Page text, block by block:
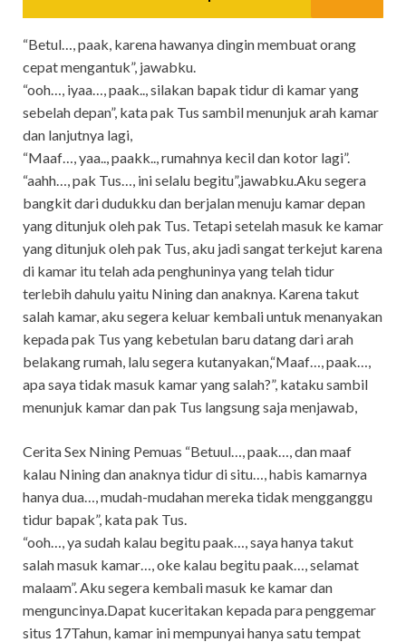
“Betul…, paak, karena hawanya dingin membuat orang
cepat mengantuk”, jawabku.
“ooh…, iyaa…, paak.., silakan bapak tidur di kamar yang
sebelah depan”, kata pak Tus sambil menunjuk arah kamar
dan lanjutnya lagi,
“Maaf…, yaa.., paakk.., rumahnya kecil dan kotor lagi”.
“aahh…, pak Tus…, ini selalu begitu”,jawabku.Aku segera
bangkit dari dudukku dan berjalan menuju kamar depan
yang ditunjuk oleh pak Tus. Tetapi setelah masuk ke kamar
yang ditunjuk oleh pak Tus, aku jadi sangat terkejut karena
di kamar itu telah ada penghuninya yang telah tidur
terlebih dahulu yaitu Nining dan anaknya. Karena takut
salah kamar, aku segera keluar kembali untuk menanyakan
kepada pak Tus yang kebetulan baru datang dari arah
belakang rumah, lalu segera kutanyakan,“Maaf…, paak…,
apa saya tidak masuk kamar yang salah?”, kataku sambil
menunjuk kamar dan pak Tus langsung saja menjawab,
Cerita Sex Nining Pemuas “Betuul…, paak…, dan maaf
kalau Nining dan anaknya tidur di situ…, habis kamarnya
hanya dua…, mudah-mudahan mereka tidak mengganggu
tidur bapak”, kata pak Tus.
“ooh…, ya sudah kalau begitu paak…, saya hanya takut
salah masuk kamar…, oke kalau begitu paak…, selamat
malaam”. Aku segera kembali masuk ke kamar dan
menguncinya.Dapat kuceritakan kepada para penggemar
situs 17Tahun, kamar ini mempunyai hanya satu tempat